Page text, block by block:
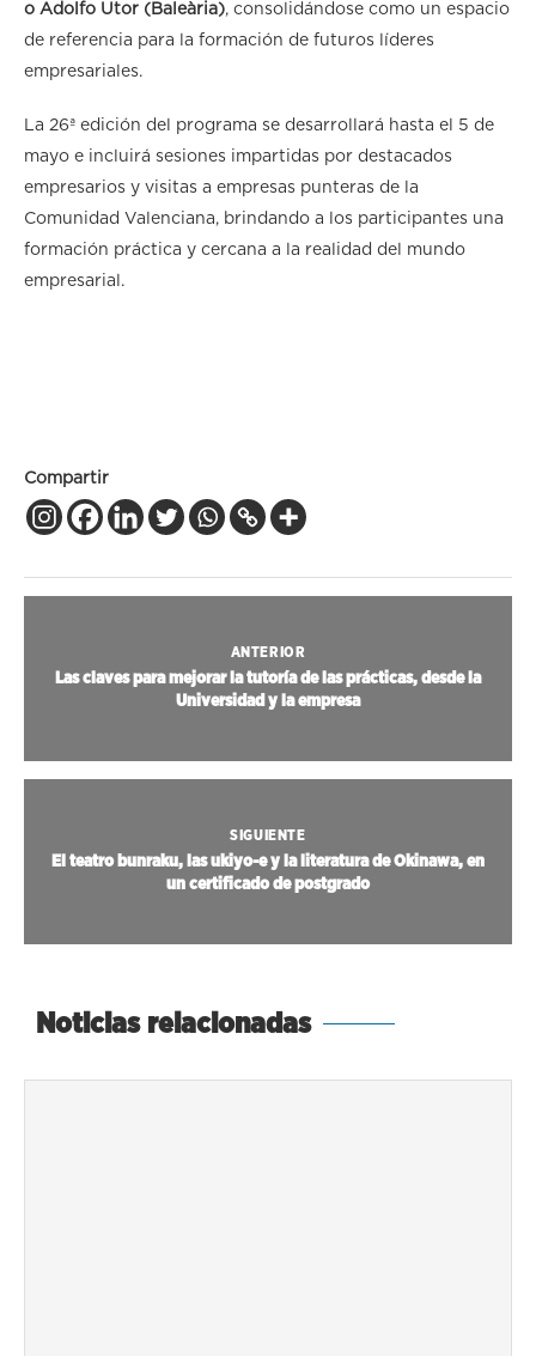
o Adolfo Utor (Baleària), consolidándose como un espacio
de referencia para la formación de futuros líderes
empresariales.
La 26ª edición del programa se desarrollará hasta el 5 de
mayo e incluirá sesiones impartidas por destacados
empresarios y visitas a empresas punteras de la
Comunidad Valenciana, brindando a los participantes una
formación práctica y cercana a la realidad del mundo
empresarial.
Compartir
ANTERIOR
Las claves para mejorar la tutoría de las prácticas, desde la
Universidad y la empresa
SIGUIENTE
El teatro bunraku, las ukiyo-e y la literatura de Okinawa, en
un certificado de postgrado
Noticias relacionadas